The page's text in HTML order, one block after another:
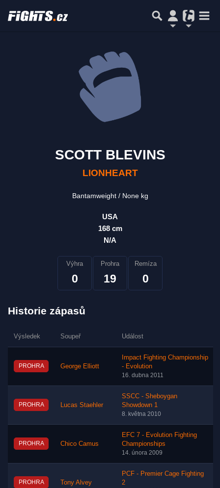
SCOTT BLEVINS
LIONHEART
Bantamweight None kg
USA
168 cm
N/A
Výhra
0
Prohra
19
Remíza
0
Historie zápasů
Výsledek Soupeř Událost
PROHRA George Elliott
Impact Fighting Championship
- Evolution
16. dubna 2011
PROHRA Lucas Staehler
SSCC - Sheboygan
Showdown 1
8. května 2010
PROHRA Chico Camus
EFC 7 - Evolution Fighting
Championships
14. února 2009
PROHRA Tony Alvey
PCF - Premier Cage Fighting
2